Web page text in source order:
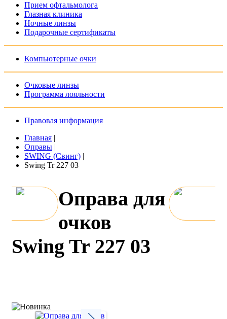
Прием офтальмолога
Глазная клиника
Ночные линзы
Подарочные сертификаты
Компьютерные очки
Очковые линзы
Программа лояльности
Правовая информация
Главная |
Оправы |
SWING (Свинг) |
Swing Tr 227 03
Оправа для
очков
Swing Tr 227 03